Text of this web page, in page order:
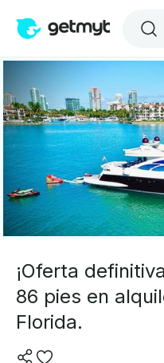
¡Oferta
86 pies en
Florida.